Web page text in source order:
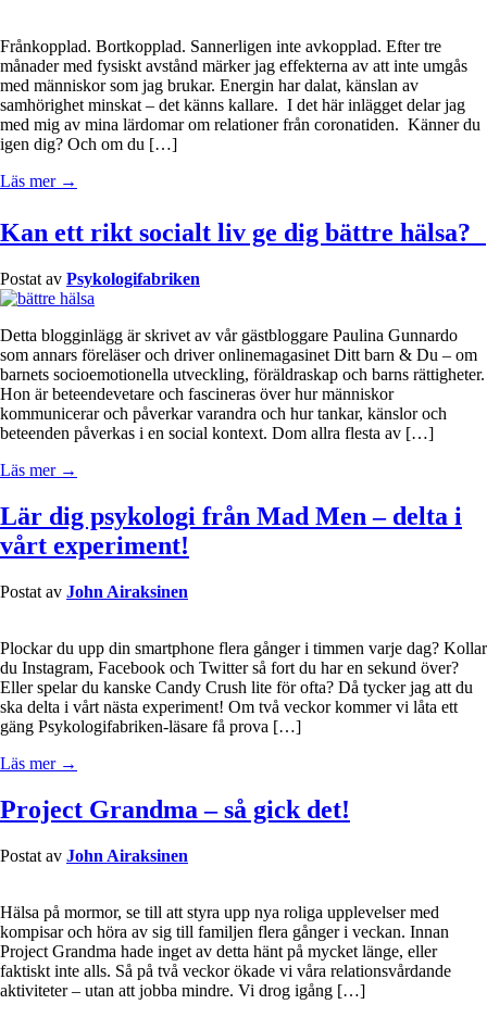
Frånkopplad. Bortkopplad. Sannerligen inte avkopplad. Efter tre
månader med fysiskt avstånd märker jag effekterna av att inte umgås
med människor som jag brukar. Energin har dalat, känslan av
samhörighet minskat – det känns kallare. I det här inlägget delar jag
med mig av mina lärdomar om relationer från coronatiden. Känner du
igen dig? Och om du […]
Läs mer →
Kan ett rikt socialt liv ge dig bättre hälsa?
Postat av Psykologifabriken
Detta blogginlägg är skrivet av vår gästbloggare Paulina Gunnardo
som annars föreläser och driver onlinemagasinet Ditt barn & Du – om
barnets socioemotionella utveckling, föräldraskap och barns rättigheter.
Hon är beteendevetare och fascineras över hur människor
kommunicerar och påverkar varandra och hur tankar, känslor och
beteenden påverkas i en social kontext. Dom allra flesta av […]
Läs mer →
Lär dig psykologi från Mad Men – delta i
vårt experiment!
Postat av John Airaksinen
Plockar du upp din smartphone flera gånger i timmen varje dag? Kollar
du Instagram, Facebook och Twitter så fort du har en sekund över?
Eller spelar du kanske Candy Crush lite för ofta? Då tycker jag att du
ska delta i vårt nästa experiment! Om två veckor kommer vi låta ett
gäng Psykologifabriken-läsare få prova […]
Läs mer →
Project Grandma – så gick det!
Postat av John Airaksinen
Hälsa på mormor, se till att styra upp nya roliga upplevelser med
kompisar och höra av sig till familjen flera gånger i veckan. Innan
Project Grandma hade inget av detta hänt på mycket länge, eller
faktiskt inte alls. Så på två veckor ökade vi våra relationsvårdande
aktiviteter – utan att jobba mindre. Vi drog igång […]